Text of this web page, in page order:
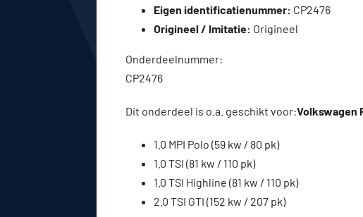
Eigen identificatienummer: CP2476
Origineel / Imitatie: Origineel
Onderdeelnummer:
CP2476
Dit onderdeel is o.a. geschikt voor:Volkswagen
1.0 MPI Polo (59 kw / 80 pk)
1.0 TSI (81 kw / 110 pk)
1.0 TSI Highline (81 kw / 110 pk)
2.0 TSI GTI (152 kw / 207 pk)